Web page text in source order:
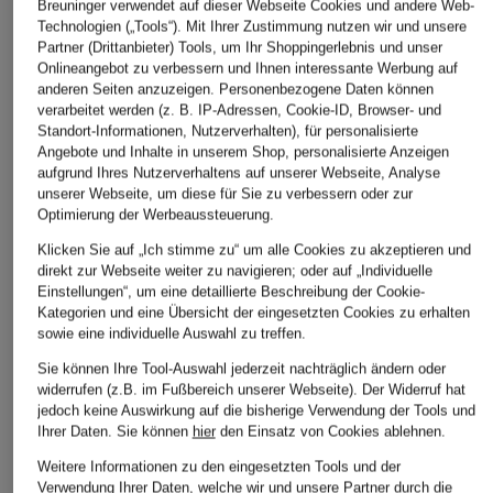
POLO RALPH
LAUREN
Hoodie
CHF 149
ARMEDANGELS
Hoodie PAARLO
CHF 80
Ursprünglich:CHF 129
Hoodie B-BOX
CHF 60
Breuninger verwendet auf dieser Webseite Cookies und andere Web-
Technologien („Tools“). Mit Ihrer Zustimmung nutzen wir und unsere
Partner (Drittanbieter) Tools, um Ihr Shoppingerlebnis und unser
Onlineangebot zu verbessern und Ihnen interessante Werbung auf
anderen Seiten anzuzeigen. Personenbezogene Daten können
verarbeitet werden (z. B. IP-Adressen, Cookie-ID, Browser- und
Standort-Informationen, Nutzerverhalten), für personalisierte
Angebote und Inhalte in unserem Shop, personalisierte Anzeigen
aufgrund Ihres Nutzerverhaltens auf unserer Webseite, Analyse
unserer Webseite, um diese für Sie zu verbessern oder zur
Optimierung der Werbeaussteuerung.
Klicken Sie auf „Ich stimme zu“ um alle Cookies zu akzeptieren und
direkt zur Webseite weiter zu navigieren; oder auf „Individuelle
Einstellungen“, um eine detaillierte Beschreibung der Cookie-
Kategorien und eine Übersicht der eingesetzten Cookies zu erhalten
sowie eine individuelle Auswahl zu treffen.
Sie können Ihre Tool-Auswahl jederzeit nachträglich ändern oder
widerrufen (z.B. im Fußbereich unserer Webseite). Der Widerruf hat
jedoch keine Auswirkung auf die bisherige Verwendung der Tools und
Ihrer Daten. Sie können hierden Einsatz von Cookies ablehnen.
Weitere Informationen zu den eingesetzten Tools und der
Verwendung Ihrer Daten, welche wir und unsere Partner durch die